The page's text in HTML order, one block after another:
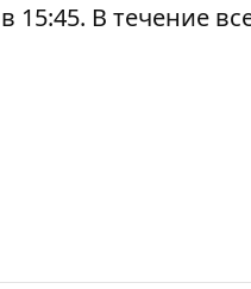
15:45. В течение